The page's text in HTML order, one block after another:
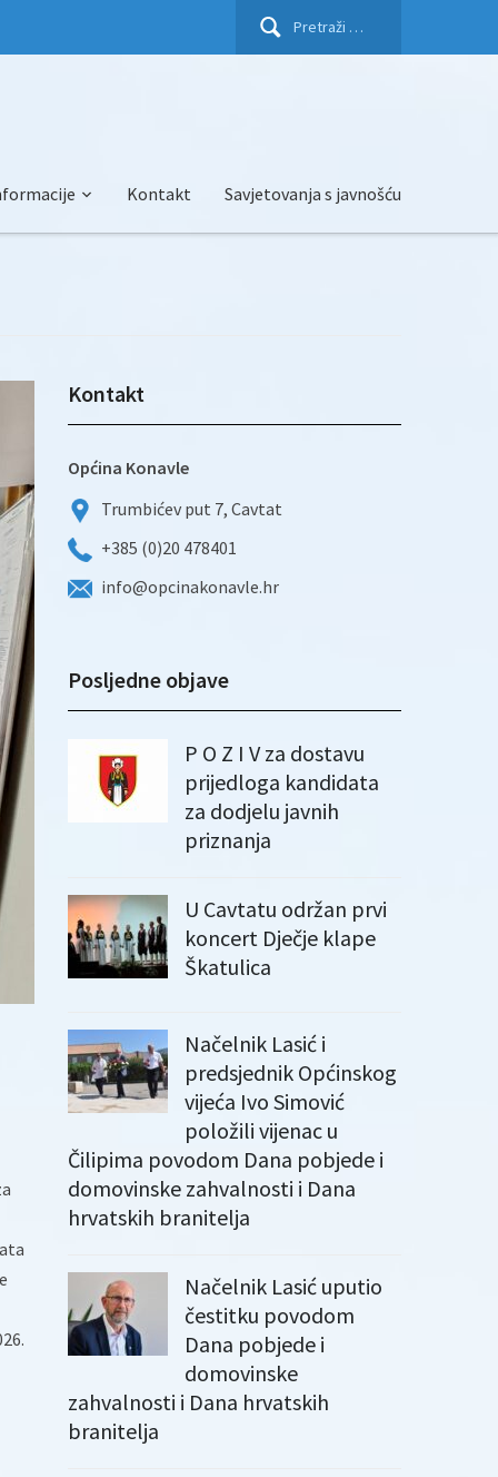
Pretraži:
Kontakt Savjetovanja s javnošću
Kontakt
Općina Konavle
Trumbićev put 7, Cavtat
+385 (0)20 478401
info@opcinakonavle.hr
Posljedne objave
P O Z I V za dostavu
prijedloga kandidata
za dodjelu javnih
priznanja
U Cavtatu održan prvi
koncert Dječje klape
Škatulica
Načelnik Lasić i
predsjednik Općinskog
vijeća Ivo Simović
položili vijenac u
Čilipima povodom Dana pobjede i
domovinske zahvalnosti i Dana
hrvatskih branitelja
Načelnik Lasić uputio
čestitku povodom
Dana pobjede i
domovinske
zahvalnosti i Dana hrvatskih
branitelja